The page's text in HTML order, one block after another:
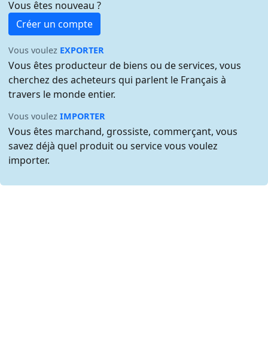
Vous êtes nouveau ?
Créer un compte
Vous voulez EXPORTER
Vous êtes producteur de biens ou de services, vous
cherchez des acheteurs qui parlent le Français à
travers le monde entier.
Vous voulezIMPORTER
Vous êtes marchand, grossiste, commerçant, vous
savez déjà quel produit ou service vous voulez
importer.